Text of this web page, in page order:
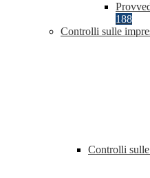
188
Controlli sulle
Controlli